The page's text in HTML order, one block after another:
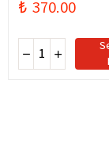
₺ 370.00